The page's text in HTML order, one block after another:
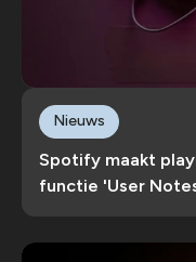
Spotify maakt
functie 'User
Nieuws